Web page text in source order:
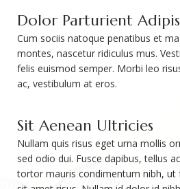
Dolor Parturient
Cum sociis natoque penatibus et
montes, nascetur ridiculus mus.
felis euismod semper. Morbi leo
ac, vestibulum at eros.
Sit Aenean Ultricies
Nullam quis risus eget urna mollis
sed odio dui. Fusce dapibus, tellus
tortor mauris condimentum nibh,